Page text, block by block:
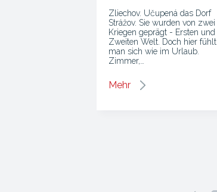
Zliechov. Učupená das Dorf
Strážov. Sie wurden von zwei
Kriegen geprägt - Ersten und
Zweiten Welt. Doch hier fühlt
man sich wie im Urlaub.
Zimmer,…
Mehr